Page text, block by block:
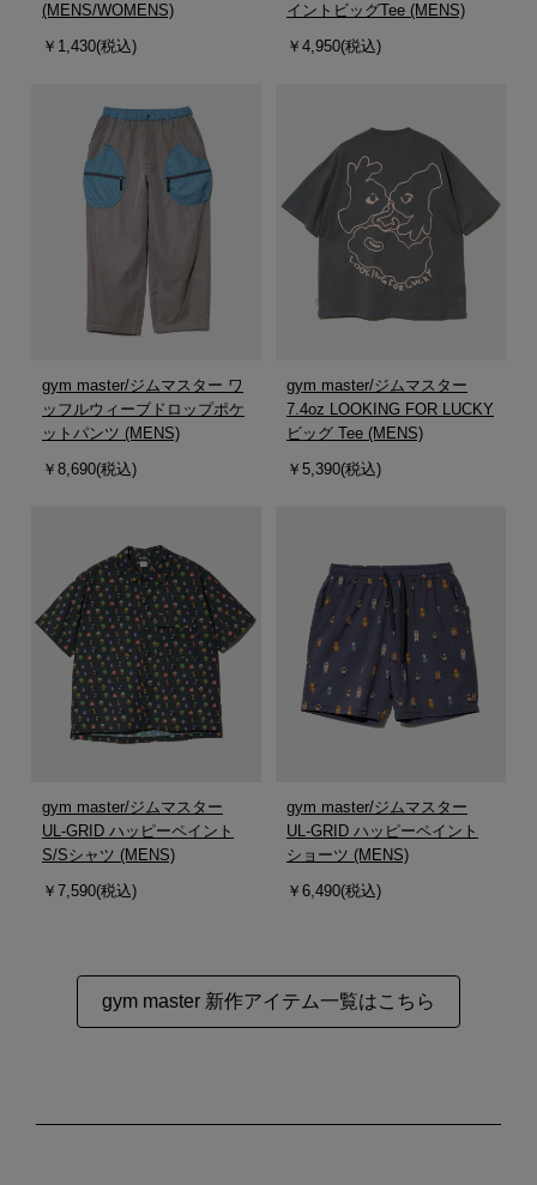
(MENS/WOMENS)
￥1,430(税込)
イントビッグTee (MENS)
￥4,950(税込)
gym master/ジムマスター ワ
ッフルウィーブドロップポケ
ットパンツ (MENS)
￥8,690(税込)
gym master/ジムマスター
7.4oz LOOKING FOR LUCKY
ビッグ Tee (MENS)
￥5,390(税込)
gym master/ジムマスター
UL-GRID ハッピーペイント
S/Sシャツ (MENS)
￥7,590(税込)
gym master/ジムマスター
UL-GRID ハッピーペイント
ショーツ (MENS)
￥6,490(税込)
gym master 新作アイテム一覧はこちら